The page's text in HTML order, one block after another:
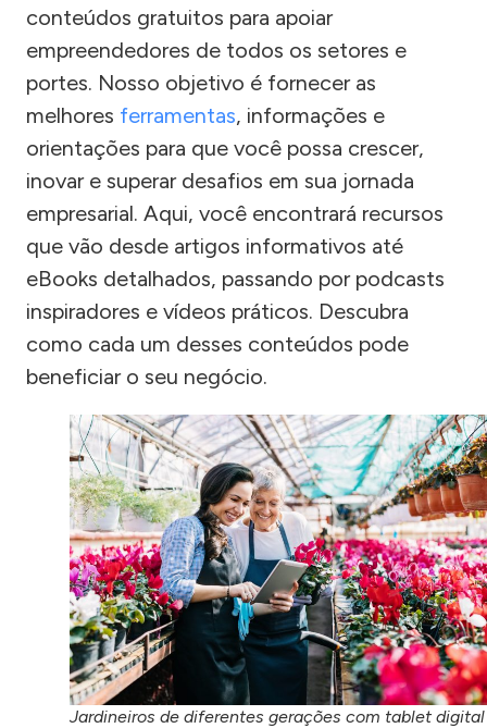
conteúdos gratuitos para apoiar
empreendedores de todos os setores e
portes. Nosso objetivo é fornecer as
melhores ferramentas, informações e
orientações para que você possa crescer,
inovar e superar desafios em sua jornada
empresarial. Aqui, você encontrará recursos
que vão desde artigos informativos até
eBooks detalhados, passando por podcasts
inspiradores e vídeos práticos. Descubra
como cada um desses conteúdos pode
beneficiar o seu negócio.
Jardineiros de diferentes gerações com tablet digital